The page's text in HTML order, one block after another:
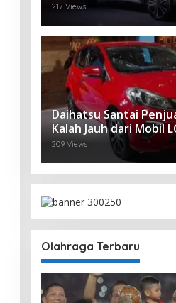
217 Views
Daihatsu Santai
Kalah Jauh dari Mobil
209 Views
Olahraga Terbaru